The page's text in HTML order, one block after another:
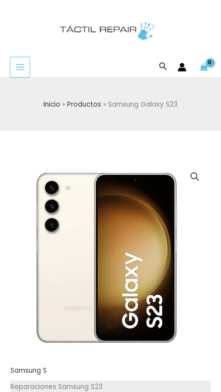
Buscar
Inicio Productos Samsung Galaxy S23
Samsung S
Reparaciones Samsung S23